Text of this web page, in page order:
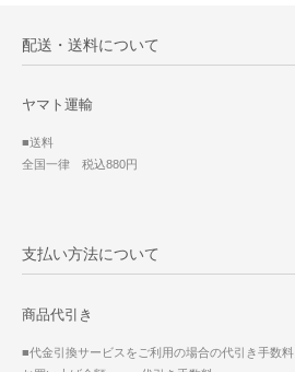
配送・送料について
ヤマト運輸
■送料
全国一律 税込880円
支払い方法について
商品代引き
■代金引換サービスをご利用の場合の代引き手数料